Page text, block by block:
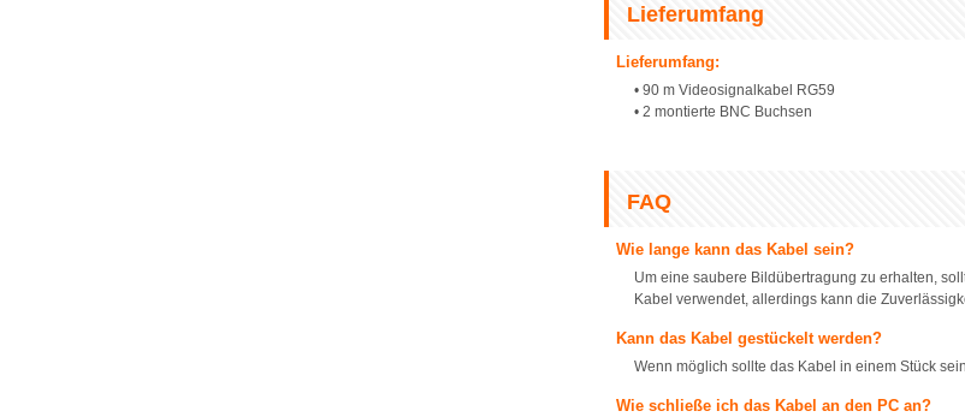
Lieferumfang
Lieferumfang:
• 90 m Videosignalkabel RG59
• 2 montierte BNC Buchsen
FAQ
Wie lange kann das Kabel sein?
Um eine saubere Bildübertragung zu erhalten,
Kabel verwendet, allerdings kann die
Kann das Kabel gestückelt werden?
Wenn möglich sollte das Kabel in einem Stück
Wie schließe ich das Kabel an den PC an?